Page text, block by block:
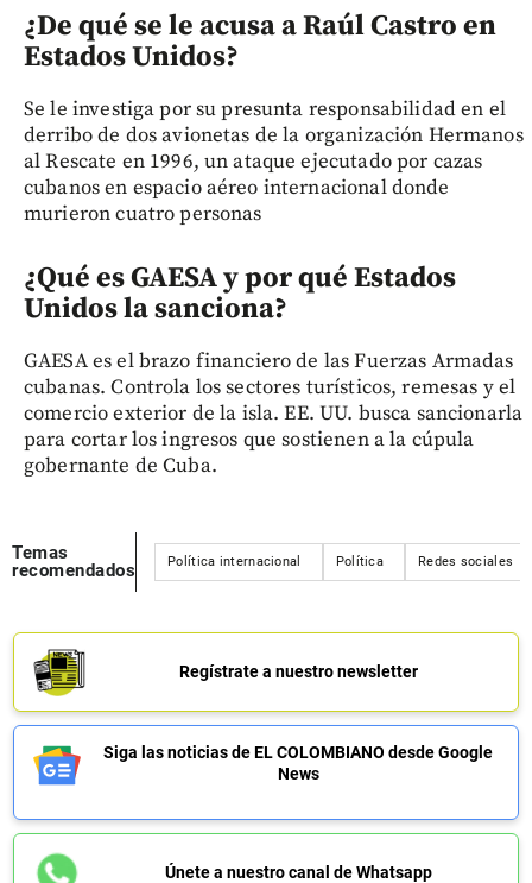
¿De qué se le acusa a Raúl Castro en
Estados Unidos?
Se le investiga por su presunta responsabilidad en el
derribo de dos avionetas de la organización Hermanos
al Rescate en 1996, un ataque ejecutado por cazas
cubanos en espacio aéreo internacional donde
murieron cuatro personas
¿Qué es GAESA y por qué Estados
Unidos la sanciona?
GAESA es el brazo financiero de las Fuerzas Armadas
cubanas. Controla los sectores turísticos, remesas y el
comercio exterior de la isla. EE. UU. busca sancionarla
para cortar los ingresos que sostienen a la cúpula
gobernante de Cuba.
Temas
recomendados
Política internacional Política Redes sociales
Regístrate a nuestro newsletter
Siga las noticias de EL COLOMBIANO desde Google
News
Únete a nuestro canal de Whatsapp